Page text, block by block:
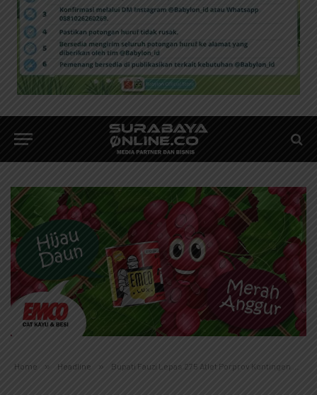
Home » Headline » Bupati Fauzi Lepas 275 Atlet Porprov Kontingen Sumenep